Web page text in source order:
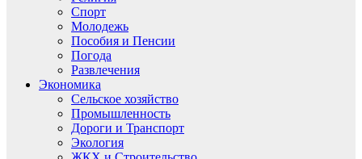
Спорт
Молодежь
Пособия и Пенсии
Погода
Развлечения
Экономика
Сельское хозяйство
Промышленность
Дороги и Транспорт
Экология